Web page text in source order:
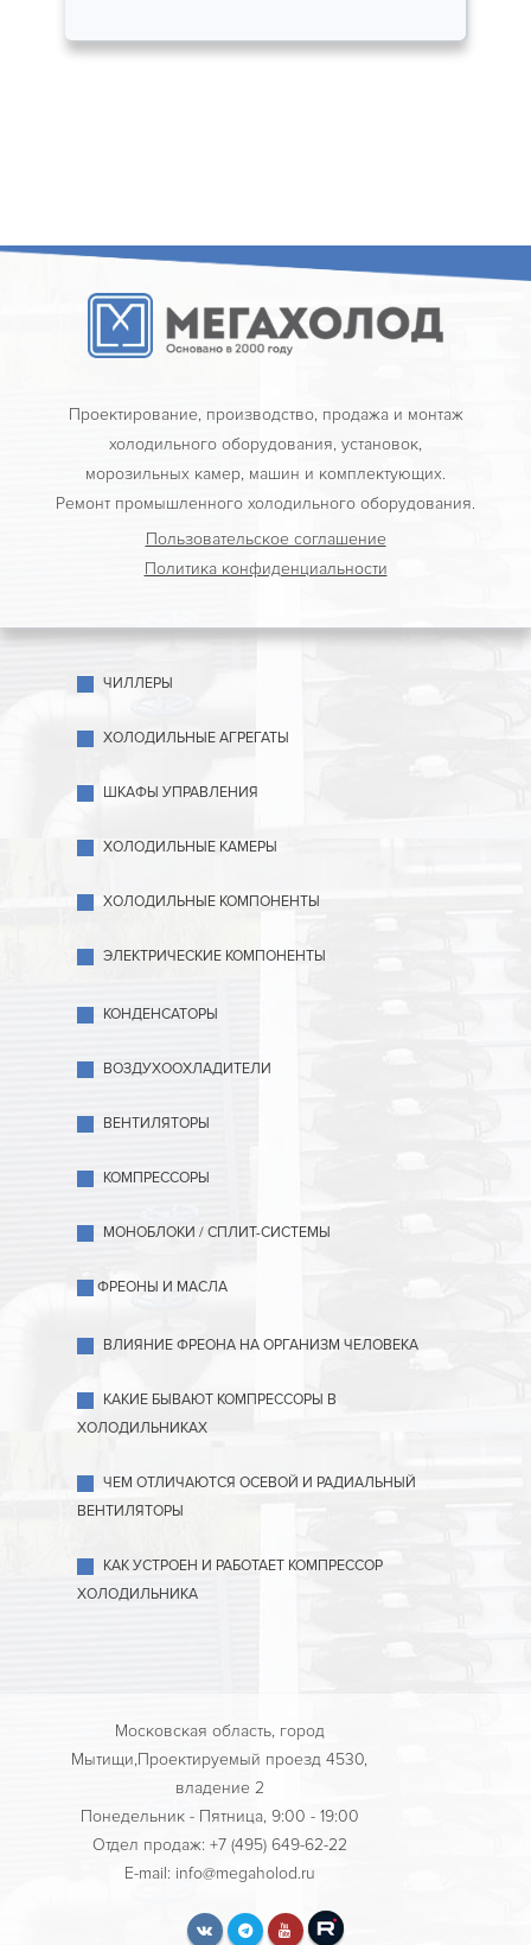
Проектирование, производство, продажа и монтаж
холодильного оборудования, установок,
морозильных камер, машин и комплектующих.
Ремонт промышленного холодильного оборудования.
Пользовательское соглашение
Политика конфиденциальности
ЧИЛЛЕРЫ
ХОЛОДИЛЬНЫЕ АГРЕГАТЫ
ШКАФЫ УПРАВЛЕНИЯ
ХОЛОДИЛЬНЫЕ КАМЕРЫ
ХОЛОДИЛЬНЫЕ КОМПОНЕНТЫ
ЭЛЕКТРИЧЕСКИЕ КОМПОНЕНТЫ
КОНДЕНСАТОРЫ
ВОЗДУХООХЛАДИТЕЛИ
ВЕНТИЛЯТОРЫ
КОМПРЕССОРЫ
МОНОБЛОКИ / СПЛИТ-СИСТЕМЫ
ФРЕОНЫ И МАСЛА
ВЛИЯНИЕ ФРЕОНА НА ОРГАНИЗМ ЧЕЛОВЕКА
КАКИЕ БЫВАЮТ КОМПРЕССОРЫ В
ХОЛОДИЛЬНИКАХ
ЧЕМ ОТЛИЧАЮТСЯ ОСЕВОЙ И РАДИАЛЬНЫЙ
ВЕНТИЛЯТОРЫ
КАК УСТРОЕН И РАБОТАЕТ КОМПРЕССОР
ХОЛОДИЛЬНИКА
Московская область, город
Мытищи,Проектируемый проезд 4530,
владение 2
Понедельник - Пятница, 9:00 - 19:00
Отдел продаж: +7 (495) 649-62-22
E-mail: info@megaholod.ru